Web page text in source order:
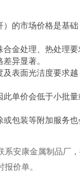
）的市场价格是基础
合金处理、热处理
异显著。
及表面光洁度要求越
此单价会低于小批量
或包装等附加服务也
系安康金属制品厂
价单。